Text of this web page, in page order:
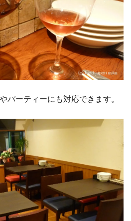
パーティーにも対応できます。